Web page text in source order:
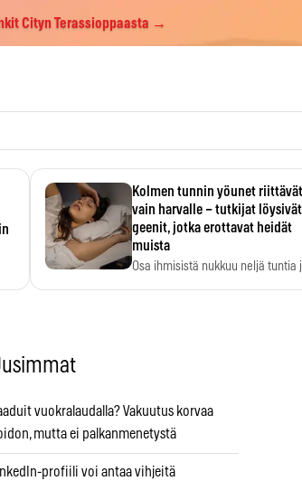
Cityn Terassioppaasta →
Kolmen tunnin yöunet riittävät
vain harvalle – tutkijat löysivät
geenit, jotka erottavat heidät
muista
Osa ihmisistä nukkuu neljä tuntia
vuokralaudalla? Vakuutus korvaa
mutta ei palkanmenetystä
profiili voi antaa vihjeitä